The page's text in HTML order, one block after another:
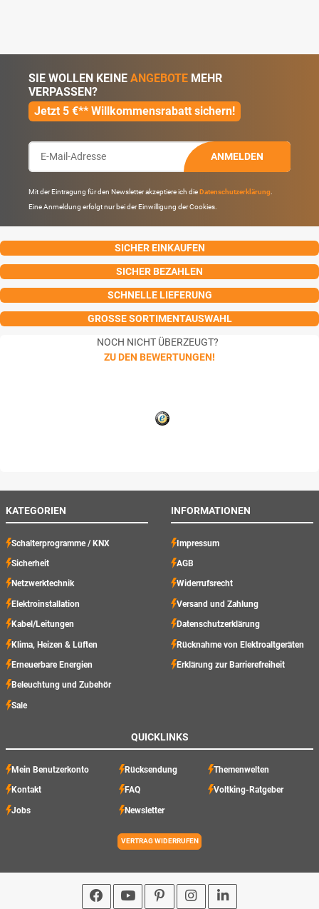
SIE WOLLEN KEINE ANGEBOTE MEHR
VERPASSEN?
Jetzt 5 €** Willkommensrabatt sichern!
ANMELDEN
Mit der Eintragung für den Newsletter akzeptiere ich dieDatenschutzerklärung
Eine Anmeldung erfolgt nur bei der Einwilligung der Cookies.
SICHER EINKAUFEN
SICHER BEZAHLEN
SCHNELLE LIEFERUNG
GROSSE SORTIMENTAUSWAHL
NOCH NICHT ÜBERZEUGT?
ZU DEN BEWERTUNGEN!
KATEGORIEN
Schalterprogramme / KNX
Sicherheit
Netzwerktechnik
Elektroinstallation
Kabel/Leitungen
Klima, Heizen & Lüften
Erneuerbare Energien
Beleuchtung und Zubehör
Sale
INFORMATIONEN
Impressum
AGB
Widerrufsrecht
Versand und Zahlung
Datenschutzerklärung
Rücknahme von Elektroaltgeräten
Erklärung zur Barrierefreiheit
QUICKLINKS
Mein Benutzerkonto Rücksendung Themenwelten
Kontakt FAQ Voltking-Ratgeber
Jobs Newsletter
VERTRAG WIDERRUFEN